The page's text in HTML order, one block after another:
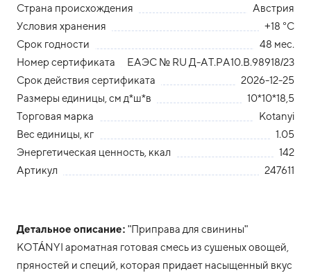
Страна происхождения
Австрия
Условия хранения
+18 °С
Срок годности
48 мес.
Номер сертификата
ЕАЭС № RU Д-АТ.РА10.В.98918/23
Срок действия сертификата
2026-12-25
Размеры единицы, см д*ш*в
10*10*18,5
Торговая марка
Kotanyi
Вес единицы, кг
1.05
Энергетическая ценность, ккал
142
Артикул
247611
Детальное описание: "Приправа для свинины"
KOTÁNYI ароматная готовая смесь из сушеных овощей,
пряностей и специй, которая придает насыщенный вкус